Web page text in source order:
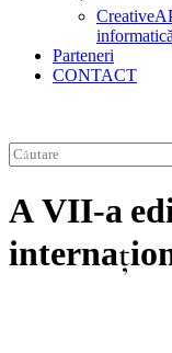
Parteneri
CONTACT
A VII-a